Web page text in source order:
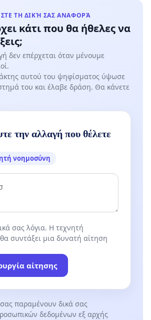
ΤΗ ΔΙΚΉ ΣΑΣ ΑΝΑΦΟΡΆ
κάτι που θα ήθελες να
δεν επέρχεται όταν μένουμε
αυτού του ψηφίσματος ύψωσε
του και έλαβε δράση. Θα κάνετε
την αλλαγή που θέλετε
νοημοσύνη
σας λόγια. Η τεχνητή
συντάξει μια δυνατή αίτηση
αίτησης
παραμένουν δικά σας
δεδομένων εξ αρχής